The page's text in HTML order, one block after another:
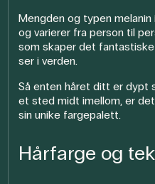
Mengden og typen
og varierer fra person til
som skaper det
ser i verden.
Så enten håret ditt er dypt
et sted midt imellom, er
sin unike fargepalett.
Hårfarge og